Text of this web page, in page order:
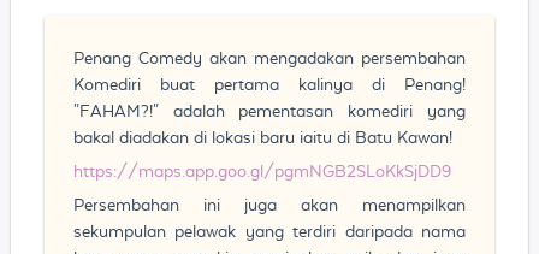
Penang Comedy akan mengadakan persembahan
Komediri buat pertama kalinya di Penang!
"FAHAM?!" adalah pementasan komediri yang
bakal diadakan di lokasi baru iaitu di Batu Kawan!
https://maps.app.goo.gl/pgmNGB2SLoKkSjDD9
Persembahan ini juga akan menampilkan
sekumpulan pelawak yang terdiri daripada nama